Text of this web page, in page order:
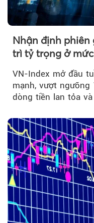
Nhận định phiên
trì tỷ trọng ở
VN-Index mở đầu
mạnh, vượt
dòng tiền lan tỏa